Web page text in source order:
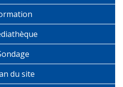
du site